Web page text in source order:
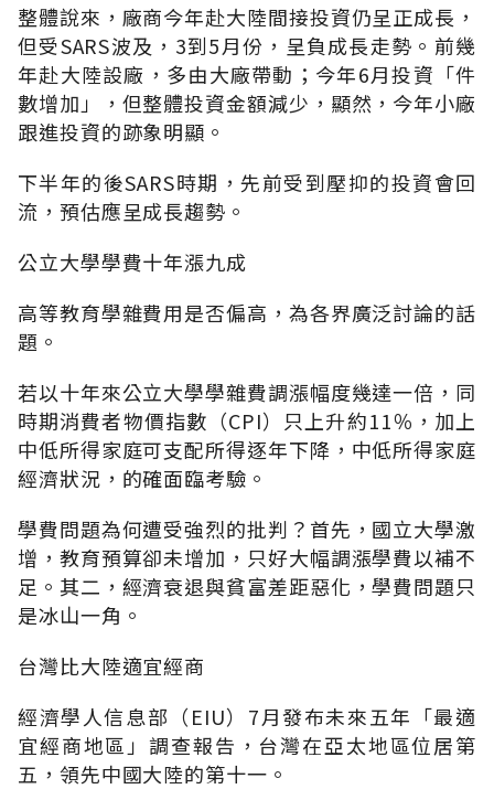
整體說來，廠商今年赴大陸間接投資仍呈正成長，
但受SARS波及，3到5月份，呈負成長走勢。前幾
年赴大陸設廠，多由大廠帶動；今年6月投資「件
數增加」，但整體投資金額減少，顯然，今年小廠
跟進投資的跡象明顯。
下半年的後SARS時期，先前受到壓抑的投資會回
流，預估應呈成長趨勢。
公立大學學費十年漲九成
高等教育學雜費用是否偏高，為各界廣泛討論的話
題。
若以十年來公立大學學雜費調漲幅度幾達一倍，同
時期消費者物價指數（CPI）只上升約11％，加上
中低所得家庭可支配所得逐年下降，中低所得家庭
經濟狀況，的確面臨考驗。
學費問題為何遭受強烈的批判？首先，國立大學激
增，教育預算卻未增加，只好大幅調漲學費以補不
足。其二，經濟衰退與貧富差距惡化，學費問題只
是冰山一角。
台灣比大陸適宜經商
經濟學人信息部（EIU）7月發布未來五年「最適
宜經商地區」調查報告，台灣在亞太地區位居第
五，領先中國大陸的第十一。